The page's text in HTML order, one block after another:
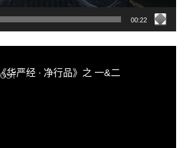
00:22
华严经 · 净行品》之 一&二